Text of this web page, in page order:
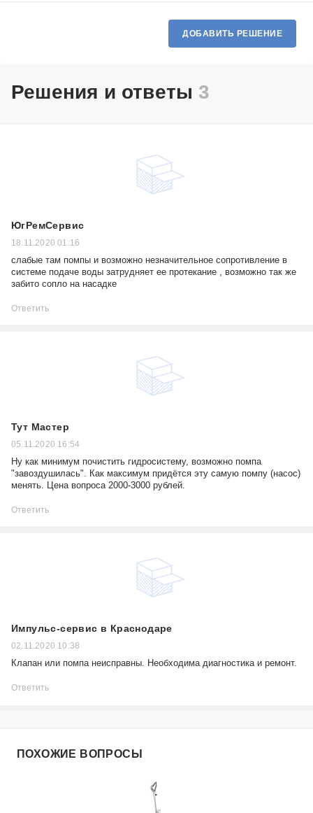
ДОБАВИТЬ РЕШЕНИЕ
Решения и ответы 3
ЮгРемСервис
18.11.2020 01:16
слабые там помпы и возможно незначительное сопротивление в
системе подаче воды затрудняет ее протекание , возможно так же
забито сопло на насадке
Ответить
Тут Мастер
05.11.2020 16:54
Ну как минимум почистить гидросистему, возможно помпа
"завоздушилась". Как максимум придётся эту самую помпу (насос)
менять. Цена вопроса 2000-3000 рублей.
Ответить
Импульс-сервис в Краснодаре
02.11.2020 10:38
Клапан или помпа неисправны. Необходима диагностика и ремонт.
Ответить
ПОХОЖИЕ ВОПРОСЫ